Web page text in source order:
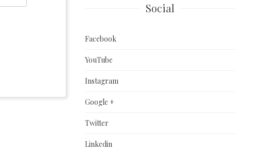
Social
Facebook
YouTube
Instagram
Google +
Twitter
Linkedin